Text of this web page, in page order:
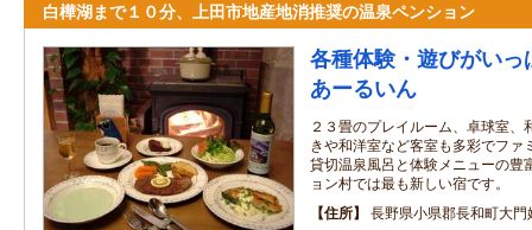
白樺湖まで１０分、上田市地産地消推奨の温泉ペンション
各種体験・遊びがい
あーるいん
２３畳のプレイルーム、卓球室、
きや和洋室など客室も多彩でファ
貸切温泉風呂と体験メニューの豊
ョン村では最も新しい宿です。
住所
長野県小県郡長和町大